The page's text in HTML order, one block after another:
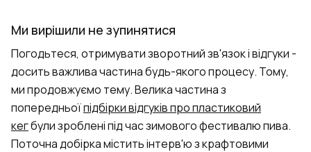
Ми вирішили не зупинятися
Погодьтеся, отримувати зворотний зв'язок і відгуки -
досить важлива частина будь-якого процесу. Тому,
ми продовжуємо тему. Велика частина з
попередньоїпідбірки відгуків про пластиковий
кегбули зроблені під час зимового фестивалю пива.
Поточна добірка містить інтерв'ю з крафтовими